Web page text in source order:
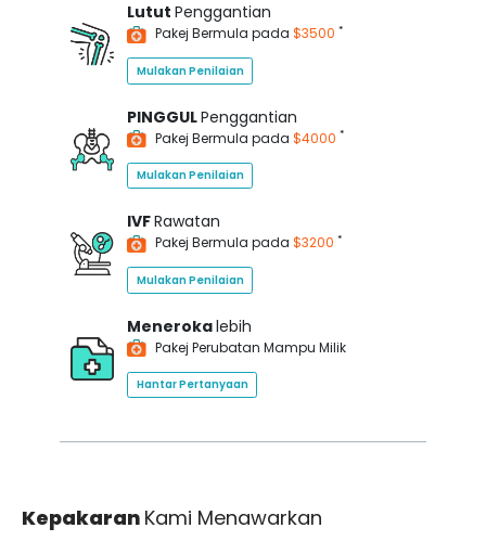
Lutut Penggantian
Pakej Bermula pada $3500 *
Mulakan Penilaian
PINGGULPenggantian
Pakej Bermula pada $4000 *
Mulakan Penilaian
IVFRawatan
Pakej Bermula pada $3200 *
Mulakan Penilaian
Menerokalebih
Pakej Perubatan Mampu Milik
Hantar Pertanyaan
Kepakaran Kami Menawarkan